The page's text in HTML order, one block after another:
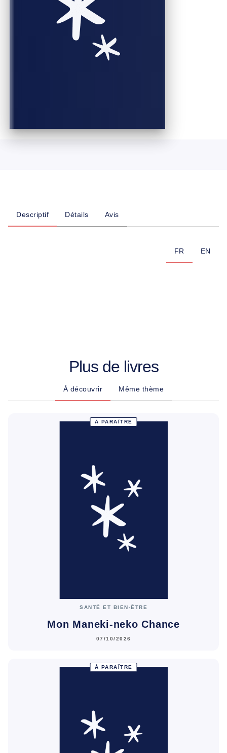
Descriptif Détails Avis
FR EN
Plus de livres
À découvrir Même thème
À PARAÎTRE
SANTÉ ET BIEN-ÊTRE
Mon Maneki-neko Chance
07/10/2026
À PARAÎTRE